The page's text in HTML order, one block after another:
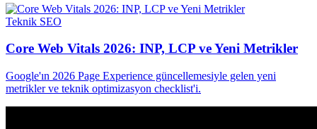
Teknik SEO
Core Web Vitals 2026: INP, LCP ve Yeni Metrikler
Google'ın 2026 Page Experience güncellemesiyle gelen yeni
metrikler ve teknik optimizasyon checklist'i.